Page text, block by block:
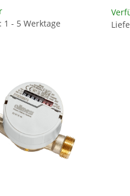
1 - 5 Werktage